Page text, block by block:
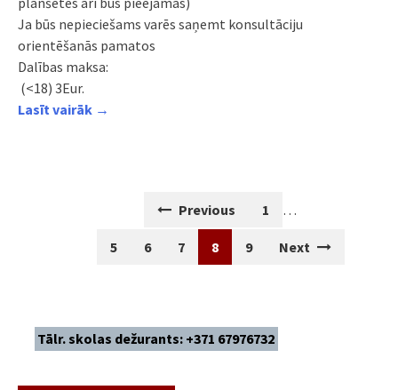
Ja būs nepieciešams varēs saņemt konsultāciju
orientēšanās pamatos
Dalības maksa:
(<18) 3Eur.
Lasīt vairāk →
Previous 1 …
5 6 7 8 9 Next
Tālr. skolas dežurants: +371 67976732